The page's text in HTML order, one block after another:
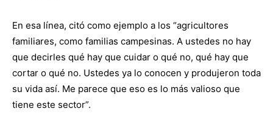
En esa línea, citó como ejemplo a los “agricultores
familiares, como familias campesinas. A ustedes no hay
que decirles qué hay que cuidar o qué no, qué hay que
cortar o qué no. Ustedes ya lo conocen y produjeron toda
su vida así. Me parece que eso es lo más valioso que
tiene este sector”.